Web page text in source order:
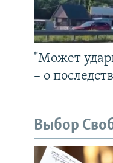
"Может
– о
Выбор